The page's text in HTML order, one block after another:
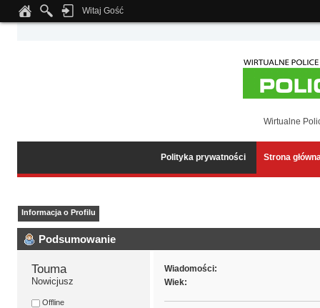
Notice: Undefined index: tapatalk_body_hook in
Witaj Gość
Wirtualne
Polityka prywatności Strona
Informacja o Profilu
Podsumowanie
Touma
Nowicjusz
Offline
Wiadomości:
Wiek: